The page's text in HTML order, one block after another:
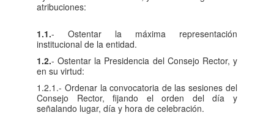
atribuciones:
1.1.- Ostentar la máxima representación
institucional de la entidad.
1.2.- Ostentar la Presidencia del Consejo Rector, y
en su virtud:
1.2.1.- Ordenar la convocatoria de las sesiones del
Consejo Rector, fijando el orden del día y
señalando lugar, día y hora de celebración.